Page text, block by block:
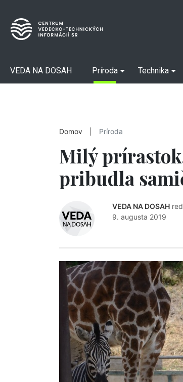
VEDA NA DOSAH Príroda Technika
Domov Príroda
Milý
pribudla
VEDA NA DOSAH
9. augusta 2019